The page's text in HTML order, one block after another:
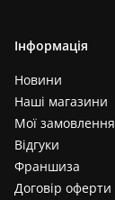
Інформація
Новини
Наші магазини
Мої замовлення
Відгуки
Франшиза
Договір оферти